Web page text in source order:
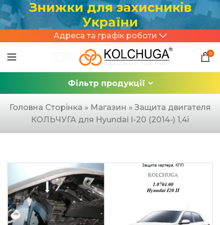
Знижки для захисників
України
Адреса та графік роботи
0
Фільтр продукції
Головна Сторінка » Магазин » Защита двигателя
КОЛЬЧУГА для Hyundai I-20 (2014-) 1,4і